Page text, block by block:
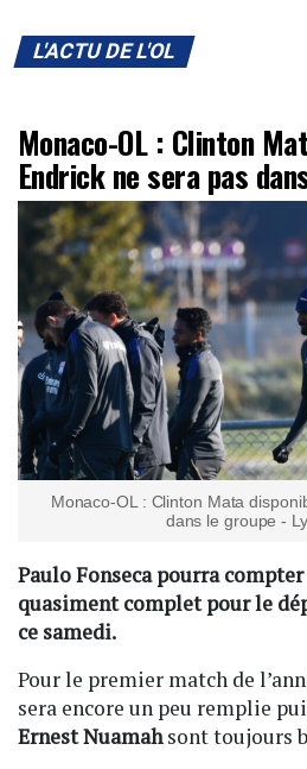
L'ACTU DE L'OL
Monaco-OL : Clinton
Endrick ne sera pas
Monaco-OL : Clinton Mata
dans le groupe -
Paulo Fonseca pourra
quasiment complet pour le
ce samedi.
Pour le premier match de
sera encore un peu remplie
Ernest Nuamahsont toujours